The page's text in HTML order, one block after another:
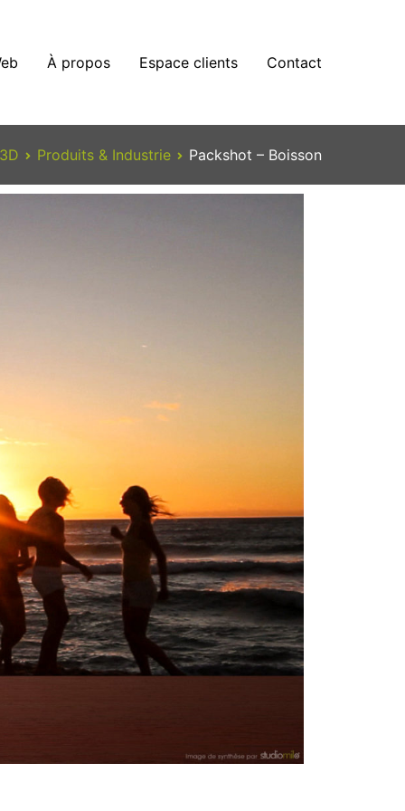
À propos Espace clients Contact
3D Produits & Industrie Packshot – Boisson